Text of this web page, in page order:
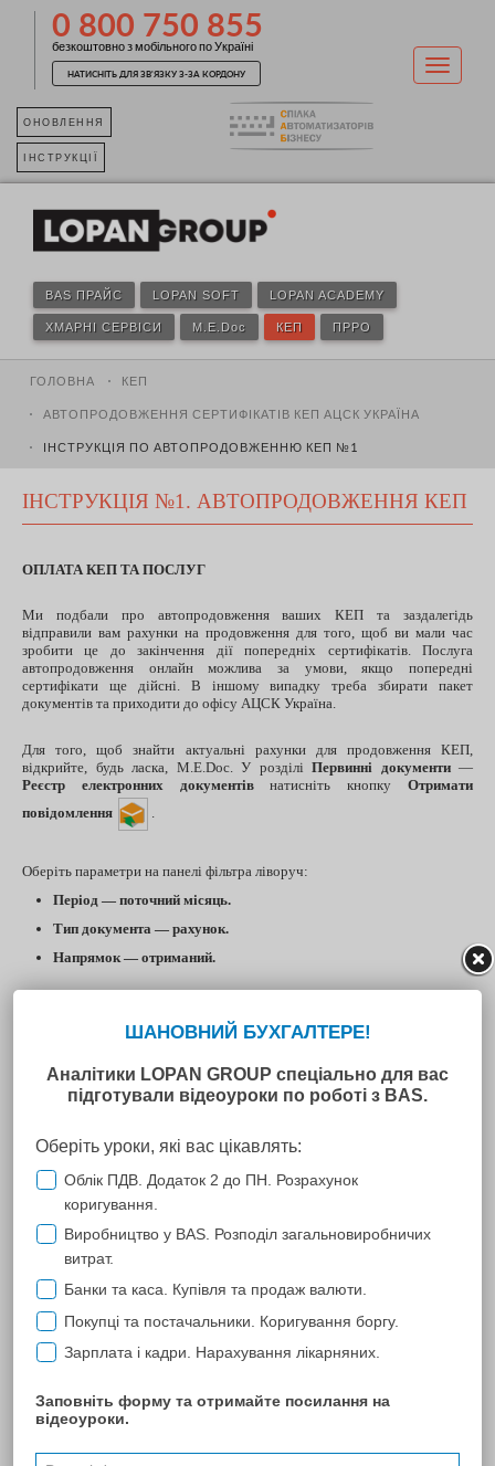
0 800 750 855
безкоштовно з мобільного по Україні
НАТИСНІТЬ ДЛЯ ЗВ'ЯЗКУ З-ЗА КОРДОНУ
ОНОВЛЕННЯ
ІНСТРУКЦІЇ
BAS ПРАЙС LOPAN SOFT LOPAN ACADEMY
ХМАРНІ СЕРВІСИ M.E.Doc КЕП ПРРО
ГОЛОВНА КЕП
АВТОПРОДОВЖЕННЯ СЕРТИФІКАТІВ КЕП АЦСК УКРАЇНА
ІНСТРУКЦІЯ ПО АВТОПРОДОВЖЕННЮ КЕП №1
ІНСТРУКЦІЯ №1. АВТОПРОДОВЖЕННЯ КЕП
ОПЛАТА КЕП ТА ПОСЛУГ
Ми подбали про автопродовження ваших КЕП та заздалегідь
відправили вам рахунки на продовження для того, щоб ви мали час
зробити це до закінчення дії попередніх сертифікатів. Послуга
автопродовження онлайн можлива за умови, якщо попередні
сертифікати ще дійсні. В іншому випадку треба збирати пакет
документів та приходити до офісу АЦСК Україна.
Для того, щоб знайти актуальні рахунки для продовження КЕП,
відкрийте, будь ласка, M.E.Doc. У розділі Первинні документи—
Реєстр електронних документівнатисніть кнопкуОтримати
повідомлення
Оберіть параметри на панелі фільтра ліворуч:
Період — поточний місяць.
Тип документа — рахунок.
Напрямок — отриманий.
Ви отримали один рахунок – на нові сертифікати КЕП, якщо ви
Оптимальний, Оптимальний плюс, Комплексний або
Максимальний. Додатково ніяких оплат вам проводити не
потрібно. Всі послуги із супроводу КЕП (ЕЦП) входять до вашого
Ви отримали два рахунки – на нові сертифікати і на послугу із
супроводу КЕП (EЦП), якщо ви обслуговуєтесь по програмі
M.E.Doc в LOPAN GROUP на тарифі Базовий або зараз не маєте
діючого договору на супровід M.E.Doc в нашій компанії.
Сума рахунку на КЕП залежить від тарифу, на якому ви обслуговуєтесь,
та кількості сертифікатів, які ви використовуєте. Перевірте, будь ласка,
актуальну для вас кількість. Якщо у вас змінилась кількість КЕП з
моменту попереднього оформлення — зверніться за номером
0800750855, ми відправимо вам актуальний рахунок.
Оберіть наступний крок автопродовження, який є актуальним у
Підготовка до автопродовження КЕП, який ви використовували
для роботи з ПРРО, участі у тендерах, роботи з держреєстрами та